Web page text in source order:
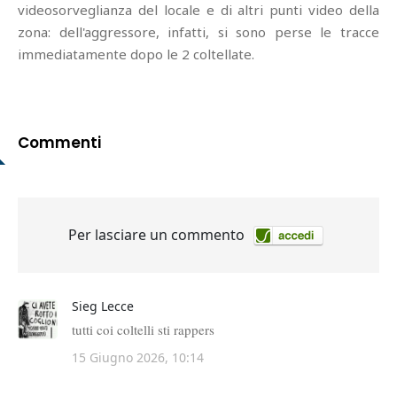
videosorveglianza del locale e di altri punti video della
zona: dell'aggressore, infatti, si sono perse le tracce
immediatamente dopo le 2 coltellate.
Commenti